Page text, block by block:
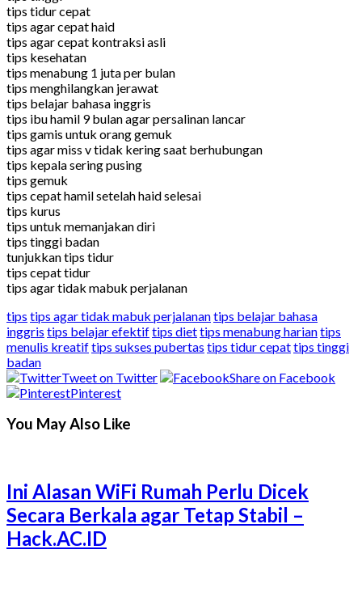
tips tidur cepat
tips agar cepat haid
tips agar cepat kontraksi asli
tips kesehatan
tips menabung 1 juta per bulan
tips menghilangkan jerawat
tips belajar bahasa inggris
tips ibu hamil 9 bulan agar persalinan lancar
tips gamis untuk orang gemuk
tips agar miss v tidak kering saat berhubungan
tips kepala sering pusing
tips gemuk
tips cepat hamil setelah haid selesai
tips kurus
tips untuk memanjakan diri
tips tinggi badan
tunjukkan tips tidur
tips cepat tidur
tips agar tidak mabuk perjalanan
tips tips agar tidak mabuk perjalanantips belajar bahasa
inggris tips belajar efektiftips diettips menabung hariantips
menulis kreatiftips sukses pubertas tips tidur cepattips tinggi
badan
Tweet on Twitter
Share on Facebook
Pinterest
You May Also Like
Ini Alasan WiFi Rumah Perlu Dicek
Secara Berkala agar Tetap Stabil –
Hack.AC.ID